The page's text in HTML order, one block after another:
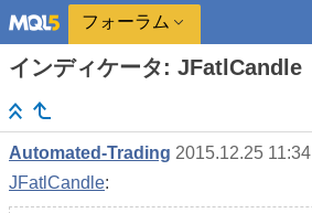
フォーラム
インディケータ: JFatlCandle
Automated-Trading 2015.12.25 11:34
JFatlCandle: